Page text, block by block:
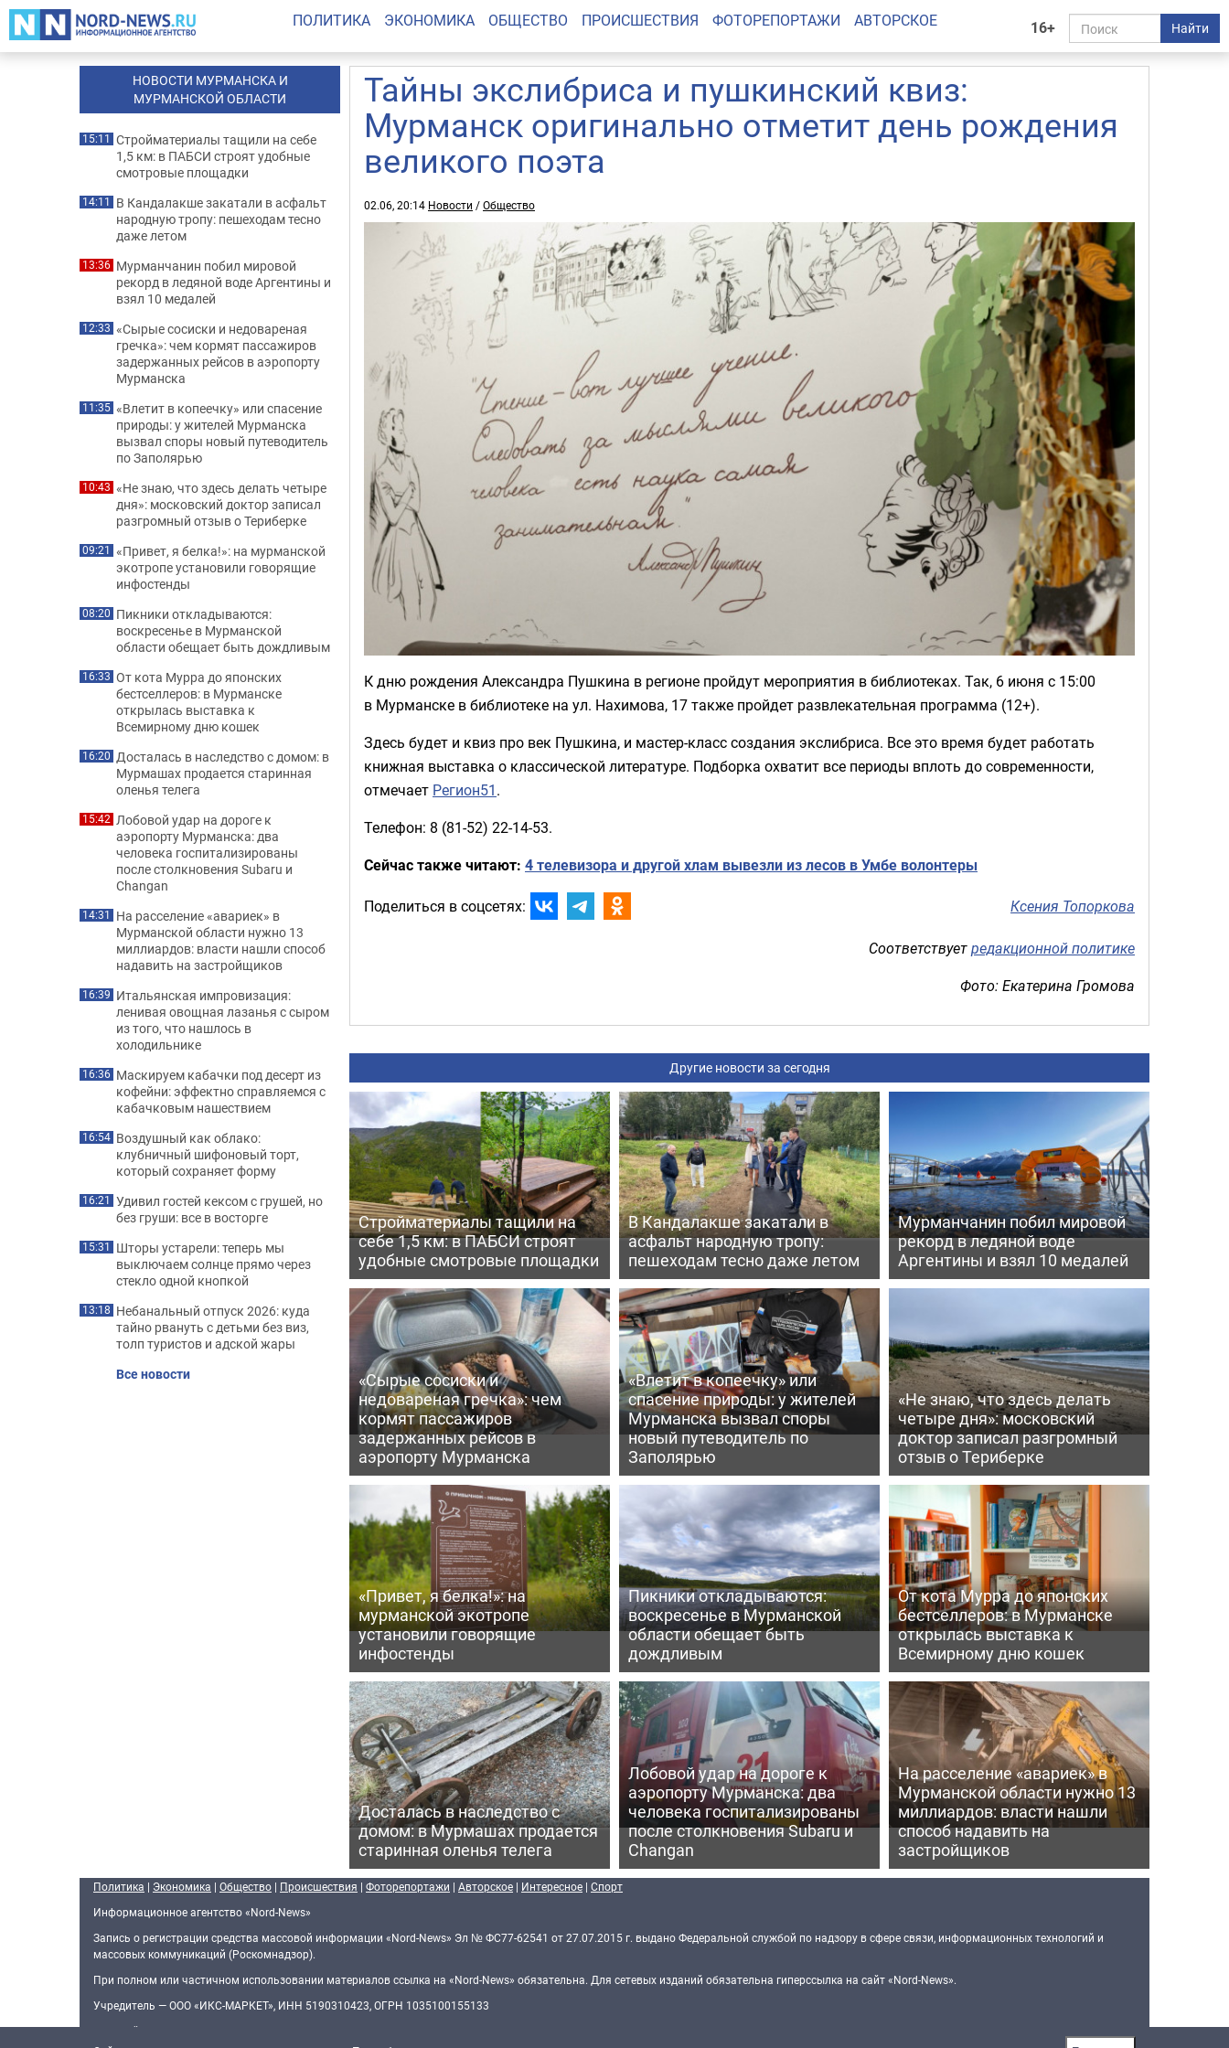
16+ Найти
ПОЛИТИКА ЭКОНОМИКА ОБЩЕСТВО ПРОИСШЕСТВИЯ ФОТОРЕПОРТАЖИ АВТОРСКОЕ
Тайны экслибриса и пушкинский квиз:
Мурманск оригинально отметит день рождения
великого поэта
02.06, 20:14 Новости /Общество
К дню рождения Александра Пушкина в регионе пройдут мероприятия в библиотеках. Так, 6 июня с 15:00
в Мурманске в библиотеке на ул. Нахимова, 17 также пройдет развлекательная программа (12+).
Здесь будет и квиз про век Пушкина, и мастер-класс создания экслибриса. Все это время будет работать
книжная выставка о классической литературе. Подборка охватит все периоды вплоть до современности,
отмечает Регион51.
Телефон: 8 (81-52) 22-14-53.
Сейчас также читают: 4 телевизора и другой хлам вывезли из лесов в Умбе волонтеры
Поделиться в соцсетях: Ксения Топоркова
Соответствуетредакционной политике
Фото: Екатерина Громова
Другие новости за сегодня
Стройматериалы тащили на
себе 1,5 км: в ПАБСИ строят
удобные смотровые площадки
В Кандалакше закатали в
асфальт народную тропу:
пешеходам тесно даже летом
Мурманчанин побил мировой
рекорд в ледяной воде
Аргентины и взял 10 медалей
«Сырые сосиски и
недовареная гречка»: чем
кормят пассажиров
задержанных рейсов в
аэропорту Мурманска
«Влетит в копеечку» или
спасение природы: у жителей
Мурманска вызвал споры
новый путеводитель по
Заполярью
«Не знаю, что здесь делать
четыре дня»: московский
доктор записал разгромный
отзыв о Териберке
«Привет, я белка!»: на
мурманской экотропе
установили говорящие
инфостенды
Пикники откладываются:
воскресенье в Мурманской
области обещает быть
дождливым
От кота Мурра до японских
бестселлеров: в Мурманске
открылась выставка к
Всемирному дню кошек
Досталась в наследство с
домом: в Мурмашах продается
старинная оленья телега
Лобовой удар на дороге к
аэропорту Мурманска: два
человека госпитализированы
после столкновения Subaru и
Changan
На расселение «авариек» в
Мурманской области нужно 13
миллиардов: власти нашли
способ надавить на
застройщиков
НОВОСТИ МУРМАНСКА И
МУРМАНСКОЙ ОБЛАСТИ
15:11 Стройматериалы тащили на себе
1,5 км: в ПАБСИ строят удобные
смотровые площадки
14:11 В Кандалакше закатали в асфальт
народную тропу: пешеходам тесно
даже летом
13:36 Мурманчанин побил мировой
рекорд в ледяной воде Аргентины и
взял 10 медалей
12:33 «Сырые сосиски и недовареная
гречка»: чем кормят пассажиров
задержанных рейсов в аэропорту
Мурманска
11:35 «Влетит в копеечку» или спасение
природы: у жителей Мурманска
вызвал споры новый путеводитель
по Заполярью
10:43 «Не знаю, что здесь делать четыре
дня»: московский доктор записал
разгромный отзыв о Териберке
09:21 «Привет, я белка!»: на мурманской
экотропе установили говорящие
инфостенды
08:20 Пикники откладываются:
воскресенье в Мурманской
области обещает быть дождливым
16:33 От кота Мурра до японских
бестселлеров: в Мурманске
открылась выставка к
Всемирному дню кошек
16:20 Досталась в наследство с домом: в
Мурмашах продается старинная
оленья телега
15:42 Лобовой удар на дороге к
аэропорту Мурманска: два
человека госпитализированы
после столкновения Subaru и
Changan
14:31 На расселение «авариек» в
Мурманской области нужно 13
миллиардов: власти нашли способ
надавить на застройщиков
16:39 Итальянская импровизация:
ленивая овощная лазанья с сыром
из того, что нашлось в
холодильнике
16:36 Маскируем кабачки под десерт из
кофейни: эффектно справляемся с
кабачковым нашествием
16:54 Воздушный как облако:
клубничный шифоновый торт,
который сохраняет форму
16:21 Удивил гостей кексом с грушей, но
без груши: все в восторге
15:31 Шторы устарели: теперь мы
выключаем солнце прямо через
стекло одной кнопкой
13:18 Небанальный отпуск 2026: куда
тайно рвануть с детьми без виз,
толп туристов и адской жары
Все новости
Политика | Экономика | Общество | Происшествия | Фоторепортажи | Авторское | Интересное | Спорт
Информационное агентство «Nord-News»
Запись о регистрации средства массовой информации «Nord-News» Эл № ФС77-62541 от 27.07.2015 г. выдано Федеральной службой по надзору в сфере связи, информационных технологий и
массовых коммуникаций (Роскомнадзор).
При полном или частичном использовании материалов ссылка на «Nord-News» обязательна. Для сетевых изданий обязательна гиперссылка на сайт «Nord-News».
Учредитель — ООО «ИКС-МАРКЕТ», ИНН 5190310423, ОГРН 1035100155133
Главный редактор — Голямин Максим Сергеевич